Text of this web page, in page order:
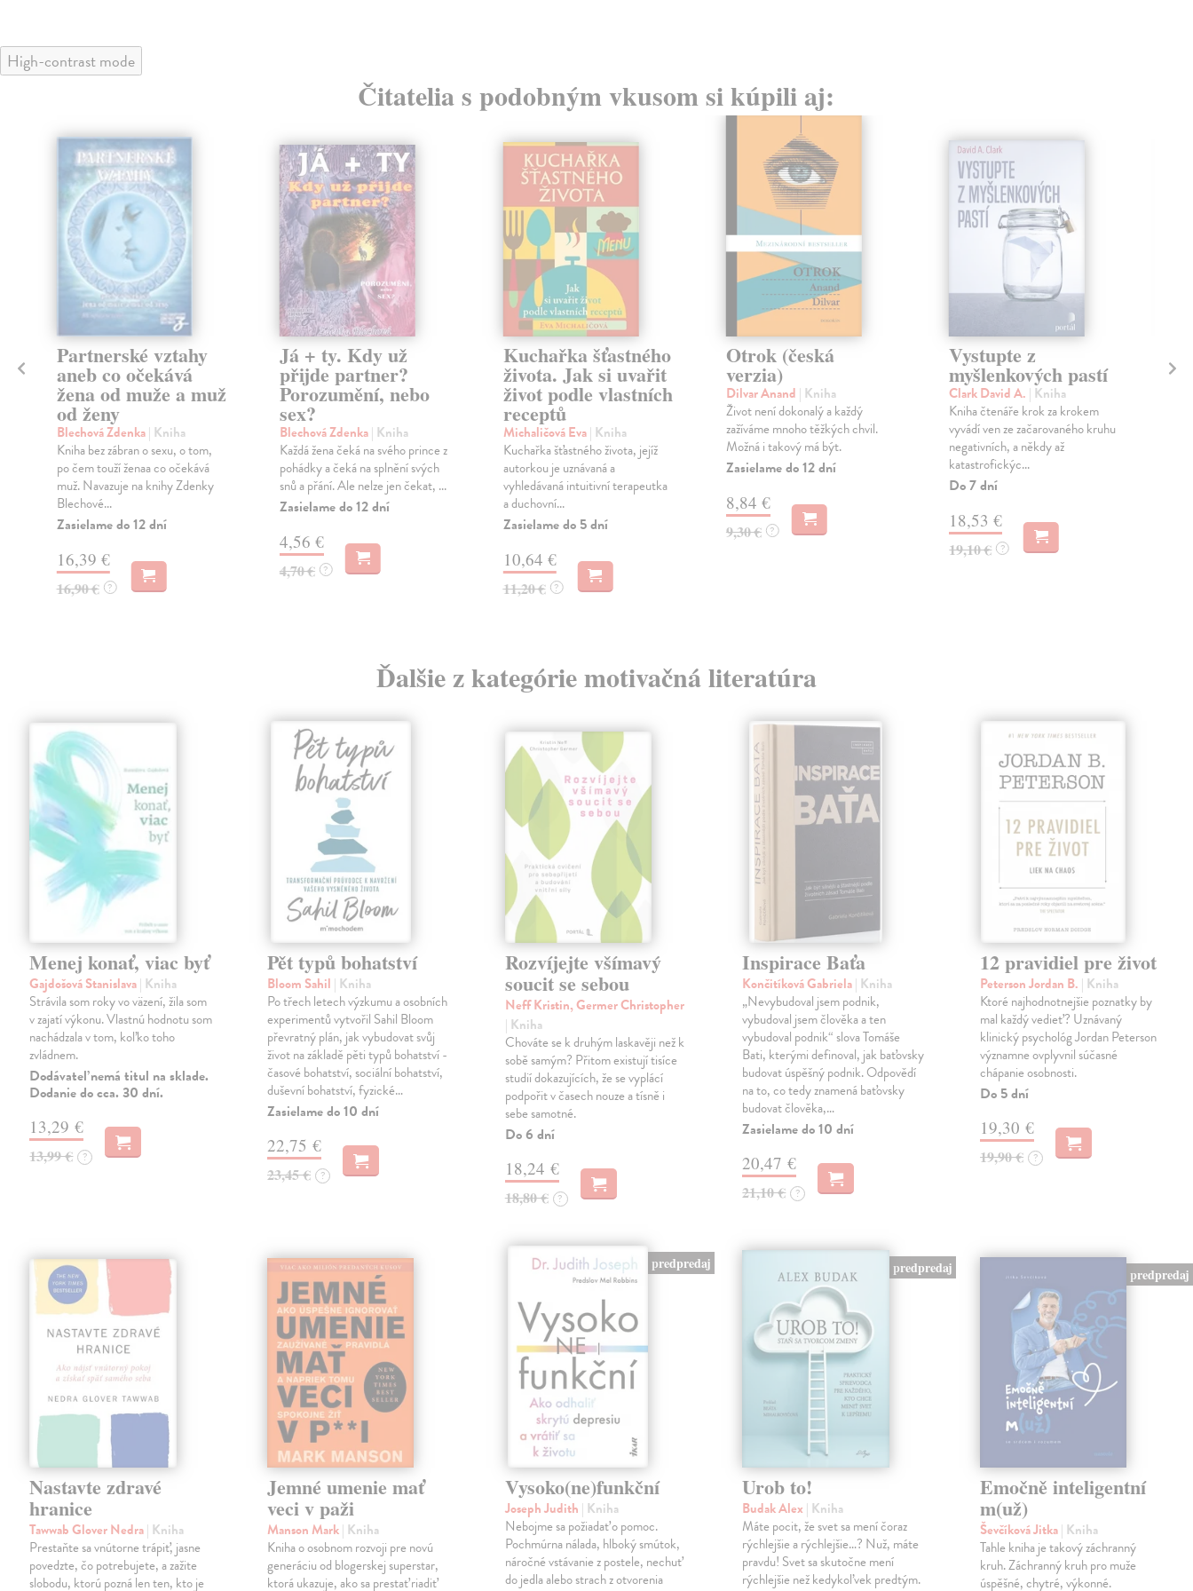
High-contrast mode
Čitatelia s podobným vkusom si kúpili aj:
Partnerské vztahy
aneb co očekává
žena od muže a muž
od ženy
Blechová Zdenka| Kniha
Kniha bez zábran o sexu, o tom,
po čem touží ženaa co očekává
muž. Navazuje na knihy Zdenky
Blechové...
Zasielame do 12 dní
16,39 €
16,90 € ?
Já + ty. Kdy už
přijde partner?
Porozumění, nebo
sex?
Blechová Zdenka| Kniha
Každá žena čeká na svého prince z
pohádky a čeká na splnění svých
snů a přání. Ale nelze jen čekat, ...
Zasielame do 12 dní
4,56 €
4,70 € ?
Kuchařka šťastného
života. Jak si uvařit
život podle vlastních
receptů
Michaličová Eva| Kniha
Kuchařka šťastného života, jejíž
autorkou je uznávaná a
vyhledávaná intuitivní terapeutka
a duchovní...
Zasielame do 5 dní
10,64 €
11,20 € ?
Otrok (česká
verzia)
Dilvar Anand | Kniha
Život není dokonalý a každý
zažíváme mnoho těžkých chvil.
Možná i takový má být.
Zasielame do 12 dní
8,84 €
9,30 € ?
Vystupte z
myšlenkových pastí
Clark David A. | Kniha
Kniha čtenáře krok za krokem
vyvádí ven ze začarovaného kruhu
negativních, a někdy až
katastrofickýc...
Do 7 dní
18,53 €
19,10 € ?
Ďalšie z kategórie motivačná literatúra
Menej konať, viac byť
Gajdošová Stanislava| Kniha
Strávila som roky vo väzení, žila som
v zajatí výkonu. Vlastnú hodnotu som
nachádzala v tom, koľko toho
zvládnem.
Dodávateľ nemá titul na sklade.
Dodanie do cca. 30 dní.
13,29 €
13,99 € ?
Pět typů bohatství
Bloom Sahil | Kniha
Po třech letech výzkumu a osobních
experimentů vytvořil Sahil Bloom
převratný plán, jak vybudovat svůj
život na základě pěti typů bohatství -
časové bohatství, sociální bohatství,
duševní bohatství, fyzické…
Zasielame do 10 dní
22,75 €
23,45 € ?
Rozvíjejte všímavý
soucit se sebou
Neff Kristin, Germer Christopher
| Kniha
Chováte se k druhým laskavěji než k
sobě samým? Přitom existují tisíce
studií dokazujících, že se vyplácí
podpořit v časech nouze a tísně i
sebe samotné.
Do 6 dní
18,24 €
18,80 € ?
Inspirace Baťa
Končitíková Gabriela| Kniha
„Nevybudoval jsem podnik,
vybudoval jsem člověka a ten
vybudoval podnik“ slova Tomáše
Bati, kterými definoval, jak baťovsky
budovat úspěšný podnik. Odpovědí
na to, co tedy znamená baťovsky
budovat člověka,…
Zasielame do 10 dní
20,47 €
21,10 € ?
12 pravidiel pre život
Peterson Jordan B. | Kniha
Ktoré najhodnotnejšie poznatky by
mal každý vedieť? Uznávaný
klinický psychológ Jordan Peterson
významne ovplyvnil súčasné
chápanie osobnosti.
Do 5 dní
19,30 €
19,90 € ?
Nastavte zdravé
hranice
Tawwab Glover Nedra| Kniha
Prestaňte sa vnútorne trápiť, jasne
povedzte, čo potrebujete, a zažite
slobodu, ktorú pozná len ten, kto je
Jemné umenie mať
veci v paži
Manson Mark| Kniha
Kniha o osobnom rozvoji pre novú
generáciu od blogerskej superstar,
ktorá ukazuje, ako sa prestať riadiť
predpredaj
Vysoko(ne)funkční
Joseph Judith | Kniha
Nebojme sa požiadať o pomoc.
Pochmúrna nálada, hlboký smútok,
náročné vstávanie z postele, nechuť
do jedla alebo strach z otvorenia
predpredaj
Urob to!
Budak Alex | Kniha
Máte pocit, že svet sa mení čoraz
rýchlejšie a rýchlejšie…? Nuž, máte
pravdu! Svet sa skutočne mení
rýchlejšie než kedykoľvek predtým.
predpredaj
Emočně inteligentní
m(už)
Ševčíková Jitka| Kniha
Tahle kniha je takový záchranný
kruh. Záchranný kruh pro muže
úspěšné, chytré, výkonné.